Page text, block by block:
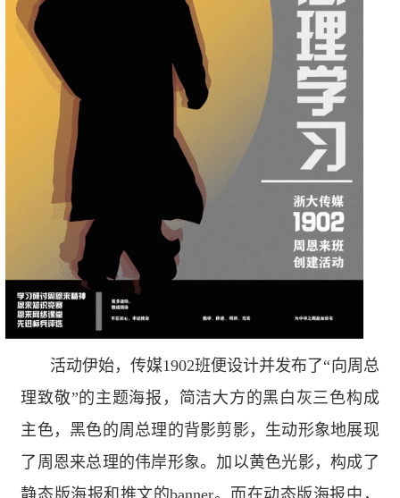
活动伊始，传媒1902班便设计并发布了“向周总
理致敬”的主题海报，简洁大方的黑白灰三色构成
主色，黑色的周总理的背影剪影，生动形象地展现
了周恩来总理的伟岸形象。加以黄色光影，构成了